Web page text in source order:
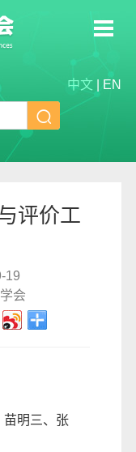
中文 EN

评价工
19
会
苗明三、张